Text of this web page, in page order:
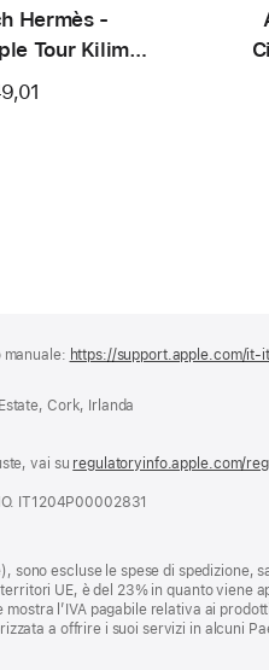
Hermès -
Tour Kilim
(46 mm)
manuale: https://support.apple.com/it-
Cork, Irlanda
vai su regulatoryinfo.apple.com/
IT1204P00002831
escluse le spese di spedizione,
UE, è del 23% in quanto viene
l’IVA pagabile relativa ai
a offrire i suoi servizi in alcuni